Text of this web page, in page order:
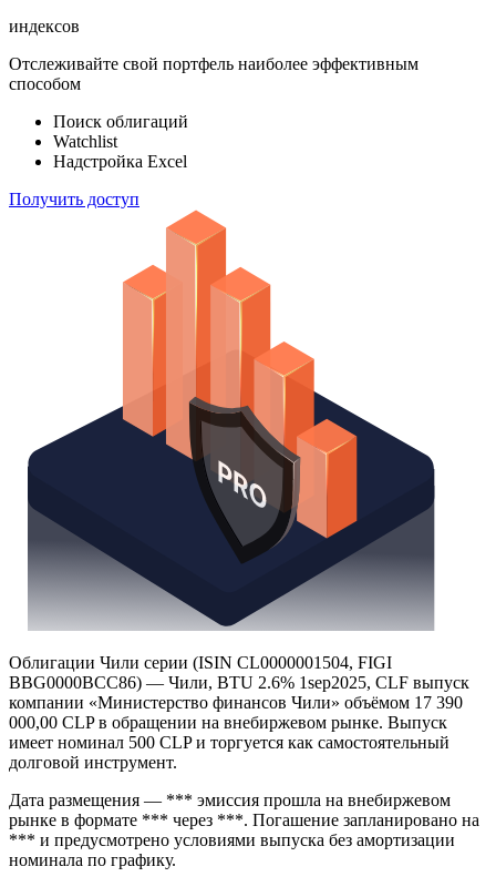
индексов
Отслеживайте свой портфель наиболее эффективным
способом
Поиск облигаций
Watchlist
Надстройка Excel
Получить доступ
Облигации Чили серии (ISIN CL0000001504, FIGI
BBG0000BCC86) — Чили, BTU 2.6% 1sep2025, CLF выпуск
компании «Министерство финансов Чили» объёмом 17 390
000,00 CLP в обращении на внебиржевом рынке. Выпуск
имеет номинал 500 CLP и торгуется как самостоятельный
долговой инструмент.
Дата размещения — *** эмиссия прошла на внебиржевом
рынке в формате *** через ***. Погашение запланировано на
*** и предусмотрено условиями выпуска без амортизации
номинала по графику.